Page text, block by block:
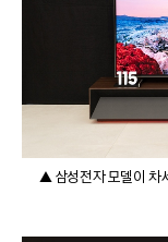
▲ 삼성전자 모델이 차